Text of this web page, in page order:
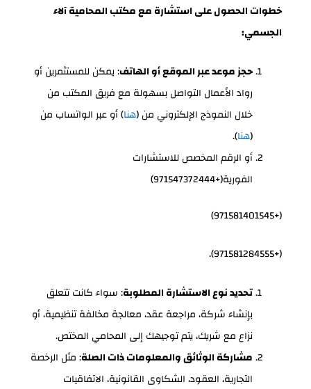
خطوات الحصول على استشارة مع مكتب المحامية آلاء
الجسمي:
حجز موعد عبر الموقع أو الهاتف: يمكن للمستثمرين أو
رواد الأعمال التواصل بسهولة مع فريق المكتب من
خلال النموذج الإلكتروني من (هنا) أو عبر الواتساب من
(هنا).
أو الرقم المخصص للاستشارات
الفورية(+971547372444)
(+971581401545)
(+971581284555).
تحديد نوع الاستشارة المطلوبة: سواء كانت تتعلق
بإنشاء شركة، مراجعة عقد، معالجة مخالفة تنظيمية، أو
نزاع مع شريك، يتم توجيهك إلى المحامي المختص.
مشاركة الوثائق والمعلومات ذات الصلة: مثل الرخصة
التجارية، العقود، الشكاوى القانونية، الاتفاقيات